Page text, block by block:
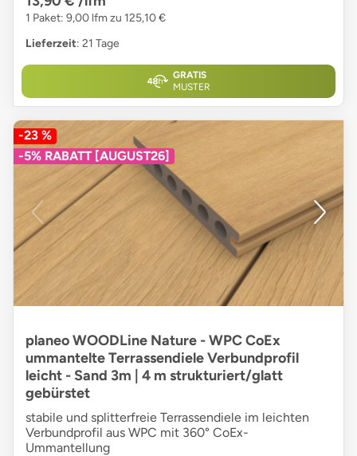
1 Paket: 9,00 lfm zu 125,10 €
Lieferzeit: 21 Tage
GRATIS
MUSTER
-23 %
-5% RABATT [AUGUST26]
planeo WOODLine Nature - WPC CoEx
ummantelte Terrassendiele Verbundprofil
leicht - Sand 3m | 4 m strukturiert/glatt
gebürstet
stabile und splitterfreie Terrassendiele im leichten
Verbundprofil aus WPC mit 360° CoEx-
Ummantellung